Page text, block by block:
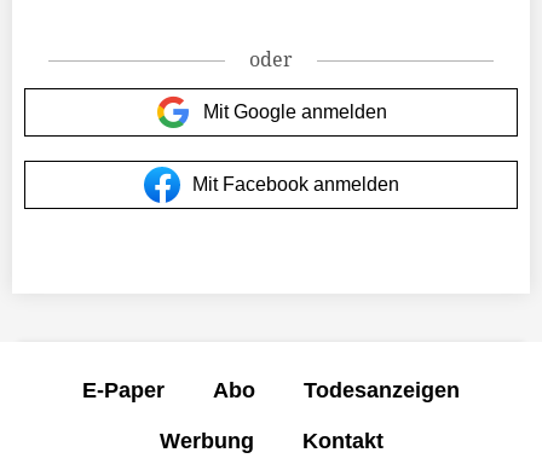
oder
Mit Google anmelden
Mit Facebook anmelden
E-Paper Abo Todesanzeigen
Werbung Kontakt